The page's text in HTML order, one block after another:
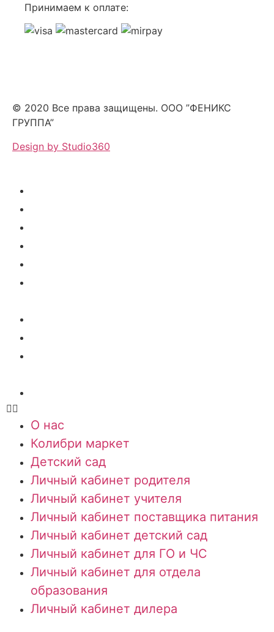
Принимаем к оплате:
© 2020 Все права защищены. ООО ”ФЕНИКС
ГРУППА”
Design by Studio360
О нас
Колибри маркет
Детский сад
Личный кабинет родителя
Личный кабинет учителя
Личный кабинет поставщика питания
Личный кабинет детский сад
Личный кабинет для ГО и ЧС
Личный кабинет для отдела
образования
Личный кабинет дилера